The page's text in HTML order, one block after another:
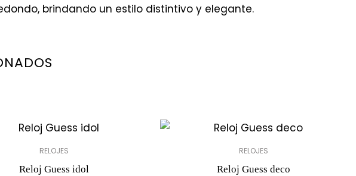
brindando un estilo distintivo y elegante.
RELOJES
Reloj Guess idol
RELOJES
Reloj Guess deco